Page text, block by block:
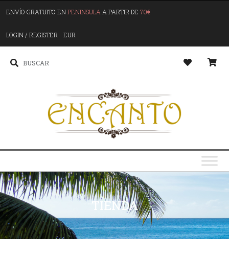
ENVÍO GRATUITO ENPENINSULA A PARTIR DE 70€
LOGIN / REGISTER EUR
TIENDA